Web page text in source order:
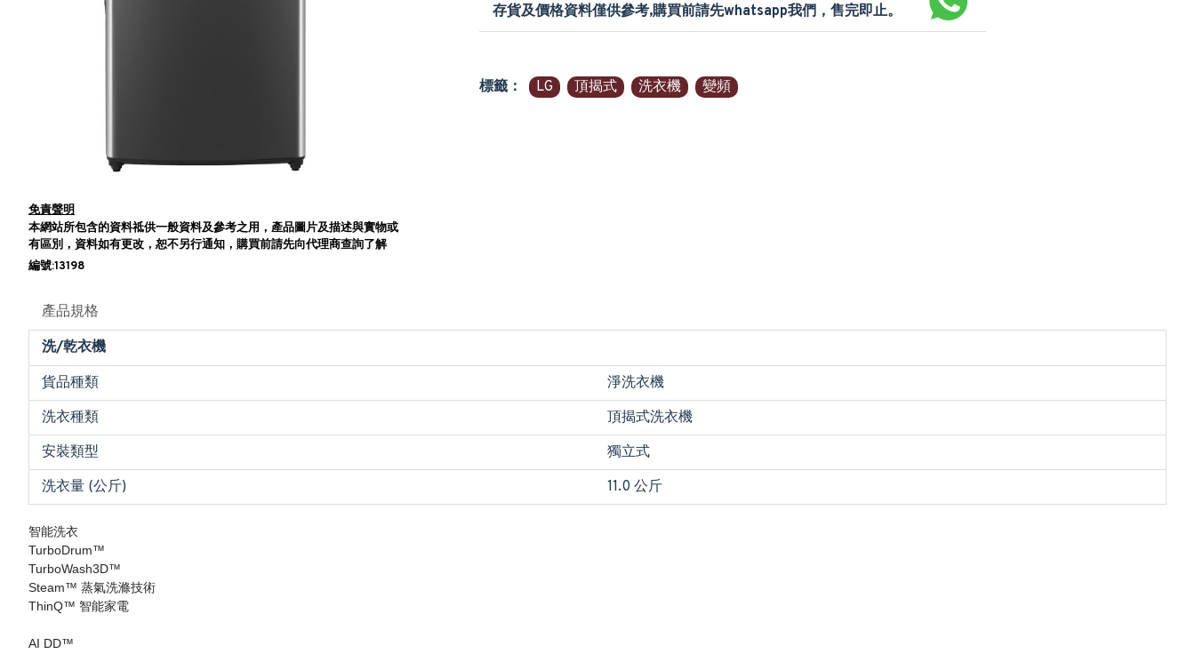
免責聲明
本網站所包含的資料祗供一般資料及參考之用，產品圖片及描述與實物或
有區別，資料如有更改，恕不另行通知，購買前請先向代理商查詢了解
編號:13198
存貨及價格資料僅供參考,購買前請先whatsapp我們，售完即止。
標籤： LG 頂揭式 洗衣機 變頻
產品規格
洗/乾衣機
貨品種類
淨洗衣機
洗衣種類
頂揭式洗衣機
安裝類型
獨立式
洗衣量 (公斤)
11.0 公斤
智能洗衣
TurboDrum™
TurboWash3D™
Steam™ 蒸氣洗滌技術
ThinQ™ 智能家電
AI DD™